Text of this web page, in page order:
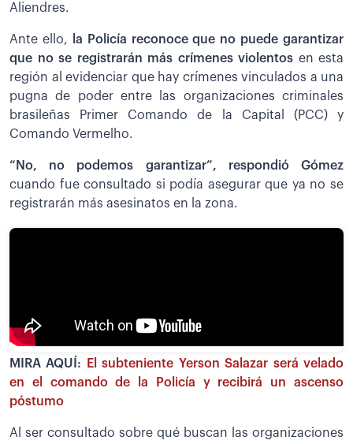
Aliendres.
Ante ello,
la Policía reconoce que no puede garantizar
que no se registrarán más crímenes violentos en esta
región al evidenciar que hay crímenes vinculados a una
pugna de poder entre las organizaciones criminales
brasileñas Primer Comando de la Capital (PCC) y
Comando Vermelho.
“No, no podemos garantizar”, respondió Gómez
cuando fue consultado si podía asegurar que ya no se
registrarán más asesinatos en la zona.
MIRA AQUÍ:
El subteniente Yerson Salazar será velado
en el comando de la Policía y recibirá un ascenso
póstumo
Al ser consultado sobre qué buscan las organizaciones